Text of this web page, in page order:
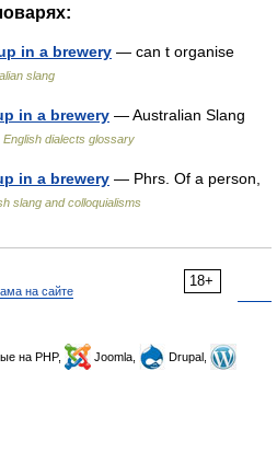
in a brewery — can t organise
slang
in a brewery — Australian Slang
English dialects glossary
in a brewery — Phrs. Of a person,
slang and colloquialisms
18+
на сайте
на PHP, Joomla,
Drupal,